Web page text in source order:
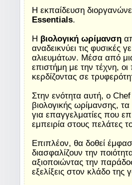
Η εκπαίδευση
Essentials.
Η βιολογική ωρίμανση
αναδεικνύει τις φυσικές
αλιευμάτων. Μέσα από
επιστήμη με την τέχνη,
κερδίζοντας σε
Στην ενότητα αυτή, ο
βιολογικής ωρίμανσης,
για επαγγελματίες που
εμπειρία στους πελάτες
Επιπλέον, θα δοθεί
διασφαλίζουν την
αξιοποιώντας την
εξελίξεις στον κλάδο της